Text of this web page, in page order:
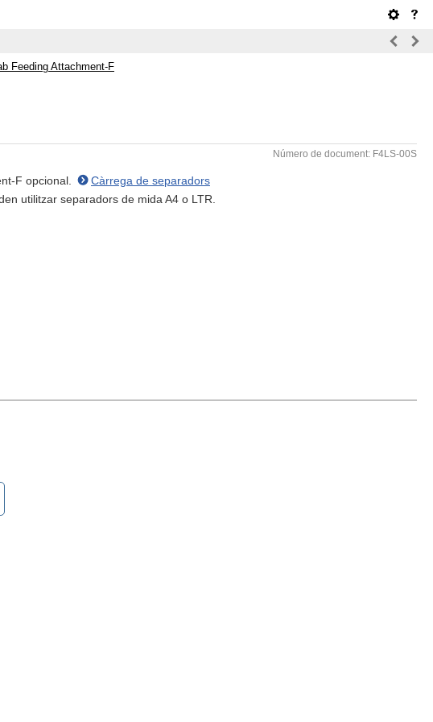
Feeding Attachment-F
Número de document: F4LS-00S
F opcional.
Càrrega de separadors
utilitzar separadors de mida A4 o LTR.